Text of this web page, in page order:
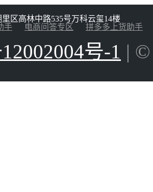
区高林中路535号万科云玺14楼
手
电商问答专区 拼多多上货助手
号-1 |